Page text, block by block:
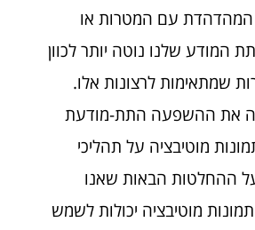
המהדהדת עם המטרות או
המודע שלנו נוטה יותר לכוון
שמתאימות לרצונות אלו.
את ההשפעה התת-מודעת
מוטיבציה על תהליכי
ההחלטות הבאות שאנו
מוטיבציה יכולות לשמש